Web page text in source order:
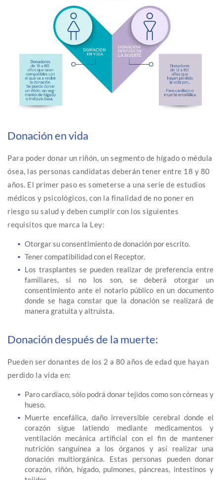
Donación en vida
Para poder donar un riñón, un segmento de hígado o médula
ósea, las personas candidatas deberán tener entre 18 y 80
años. El primer paso es someterse a una serie de estudios
médicos y psicológicos, con la finalidad de no poner en
riesgo su salud y deben cumplir con los siguientes
requisitos que marca la Ley:
Otorgar su consentimiento de donación por escrito.
Tener compatibilidad con el Receptor.
Los trasplantes se pueden realizar de preferencia entre
familiares, si no los son, se deberá otorgar un
consentimiento ante el notario público en un documento
donde se haga constar que la donación se realizará de
manera gratuita y altruista.
Donación después de la muerte:
Pueden ser donantes de los 2 a 80 años de edad que hayan
perdido la vida en:
Paro cardíaco, sólo podrá donar tejidos como son córneas y
hueso.
Muerte encefálica, daño irreversible cerebral donde el
corazón sigue latiendo mediante medicamentos y
ventilación mecánica artificial con el fin de mantener
nutrición sanguínea a los órganos y así realizar una
donación multiorgánica. Estas personas pueden donar
corazón, riñón, hígado, pulmones, páncreas, intestinos y